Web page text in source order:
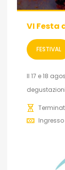
VI Festa
FESTIVAL
Il 17 e 18